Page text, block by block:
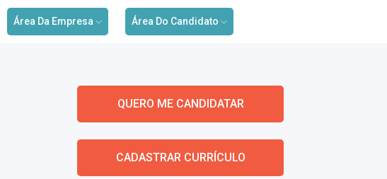
Área Da Empresa Área Do Candidato
QUERO ME CANDIDATAR
CADASTRAR CURRÍCULO